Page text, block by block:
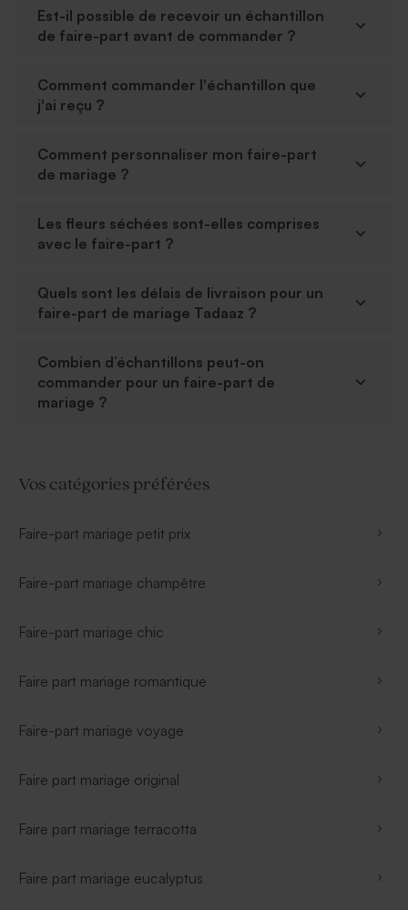
Est-il possible de recevoir un échantillon
de faire-part avant de commander ?
Comment commander l'échantillon que
j'ai reçu ?
Comment personnaliser mon faire-part
de mariage ?
Les fleurs séchées sont-elles comprises
avec le faire-part ?
Quels sont les délais de livraison pour un
faire-part de mariage Tadaaz ?
Combien d’échantillons peut-on
commander pour un faire-part de
mariage ?
Vos catégories préférées
Faire-part mariage petit prix
Faire-part mariage champêtre
Faire-part mariage chic
Faire part mariage romantique
Faire-part mariage voyage
Faire part mariage original
Faire part mariage terracotta
Faire part mariage eucalyptus